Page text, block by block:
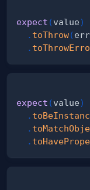
expect (value)
. toThrow(
.
expect (value)
.
.
.